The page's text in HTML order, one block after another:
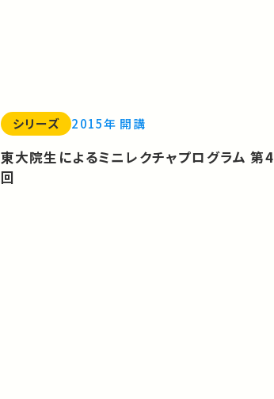
シリーズ 2015年 開講
東大院生によるミニレクチャプログラム 第4
回